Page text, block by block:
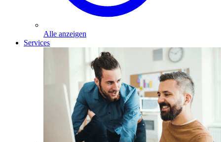
Alle anzeigen
Services